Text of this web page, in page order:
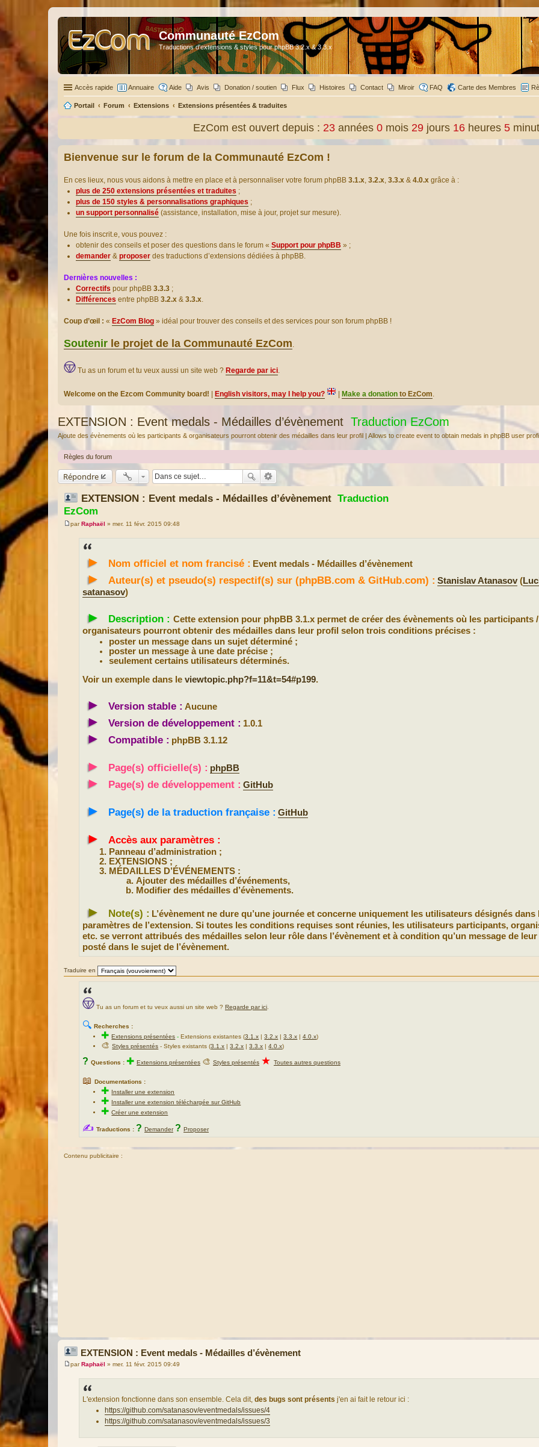
Communauté EzCom
Traductions d'extensions & styles pour phpBB 3.2.x & 3.3.x
Accès rapide Annuaire Aide Avis Donation / soutien Flux Histoires Contact Miroir FAQ Carte des Membres
Portail Forum Extensions Extensions présentées & traduites
EzCom est ouvert depuis : 23 années 0 mois 29 jours 16 heures 5
Bienvenue sur le forum de la Communauté EzCom !
En ces lieux, nous vous aidons à mettre en place et à personnaliser votre forum phpBB 3.1.x, 3.2.x, 3.3.x & 4.0.x grâce à :
plus de 250 extensions présentées et traduites ;
plus de 150 styles & personnalisations graphiques ;
un support personnalisé (assistance, installation, mise à jour, projet sur mesure).
Une fois inscrit.e, vous pouvez :
obtenir des conseils et poser des questions dans le forum « Support pour phpBB » ;
demander & proposer des traductions d’extensions dédiées à phpBB.
Dernières nouvelles :
Correctifs pour phpBB 3.3.3 ;
Différences entre phpBB 3.2.x & 3.3.x.
Coup d’œil : « EzCom Blog » idéal pour trouver des conseils et des services pour son forum phpBB !
Soutenir le projet de la Communauté EzCom.
Tu as un forum et tu veux aussi un site web ? Regarde par ici.
Welcome on the Ezcom Community board! English visitors, may I help you? Make a donation to EzCom.
EXTENSION : Event medals - Médailles d’évènement Traduction EzCom
Ajoute des évènements où les participants & organisateurs pourront obtenir des médailles dans leur profil | Allows to create event to obtain medals in phpBB user
Règles du forum
Répondre
EXTENSION : Event medals - Médailles d’évènement Traduction
EzCom
M
parRaphaël » mer. 11 févr. 2015 09:48
► Nom officiel et nom francisé : Event medals - Médailles d’évènement
► Auteur(s) et pseudo(s) respectif(s) sur (phpBB.com & GitHub.com) : Stanislav Atanasov (
satanasov)
► Description : Cette extension pour phpBB 3.1.x permet de créer des évènements où les participants /
organisateurs pourront obtenir des médailles dans leur profil selon trois conditions précises :
poster un message dans un sujet déterminé ;
poster un message à une date précise ;
seulement certains utilisateurs déterminés.
Voir un exemple dans le viewtopic.php?f=11&t=54#p199.
► Version stable : Aucune
► Version de développement : 1.0.1
► Compatible : phpBB 3.1.12
► Page(s) officielle(s) : phpBB
► Page(s) de développement : GitHub
► Page(s) de la traduction française : GitHub
► Accès aux paramètres :
Panneau d’administration ;
EXTENSIONS ;
MÉDAILLES D’ÉVÉNEMENTS :
Ajouter des médailles d’événements,
Modifier des médailles d’évènements.
► Note(s) : L’évènement ne dure qu’une journée et concerne uniquement les utilisateurs désignés dans
paramètres de l’extension. Si toutes les conditions requises sont réunies, les utilisateurs participants,
etc. se verront attribués des médailles selon leur rôle dans l’évènement et à condition qu’un message de
posté dans le sujet de l’évènement.
Traduire en
Tu as un forum et tu veux aussi un site web ? Regarde par ici
🔍 Recherches :
✚Extensions présentées -Extensions existantes (3.1.x |3.2.x |3.3.x |4.0.x)
🎨Styles présentés - Styles existants (3.1.x |3.2.x |3.3.x |4.0.x)
? Questions : ✚ Extensions présentées 🎨 Styles présentés ★ Toutes autres questions
📖 Documentations :
✚ Installer une extension
✚ Installer une extension téléchargée sur GitHub
✚Créer une extension
✍ Traductions : ? Demander ? Proposer
Contenu publicitaire :
EXTENSION : Event medals - Médailles d’évènement
M
parRaphaël » mer. 11 févr. 2015 09:49
L'extension fonctionne dans son ensemble. Cela dit, des bugs sont présents j'en ai fait le retour ici :
https://github.com/satanasov/eventmedals/issues/4
https://github.com/satanasov/eventmedals/issues/3